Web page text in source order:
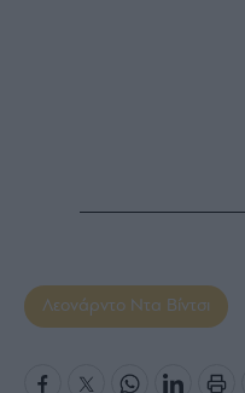
Λεονάρντο Ντα Βίντσι